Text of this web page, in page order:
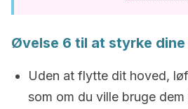
Øvelse 6 til at styrke dine
Uden at flytte dit hoved,
som om du ville bruge